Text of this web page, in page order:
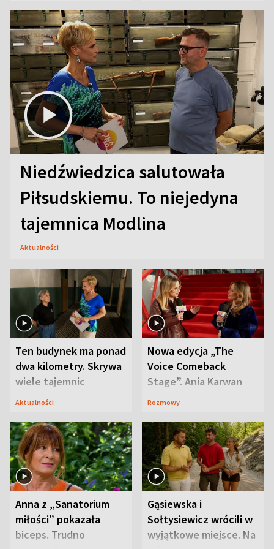
Niedźwiedzica salutowała
Piłsudskiemu. To niejedyna
tajemnica Modlina
Aktualności
Ten budynek ma ponad
dwa kilometry. Skrywa
wiele tajemnic
Aktualności
Nowa edycja „The
Voice Comeback
Stage”. Ania Karwan
zapowiada
Rozmowy
Anna z „Sanatorium
miłości” pokazała
biceps. Trudno
Gąsiewska i
Sołtysiewicz wrócili w
wyjątkowe miejsce. Na